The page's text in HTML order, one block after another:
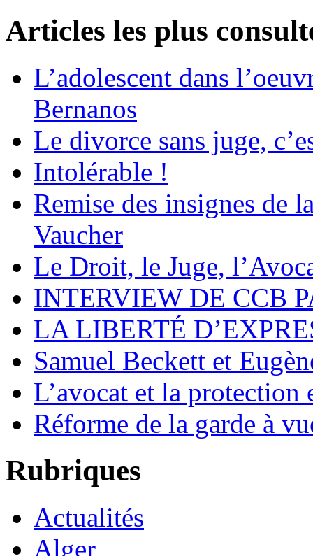
Articles les plus
L’adolescent dans
Bernanos
Le divorce sans juge,
Intolérable !
Remise des insignes de
Vaucher
Le Droit, le Juge,
INTERVIEW DE CCB
LA LIBERTÉ
Samuel Beckett et
L’avocat et la
Réforme de la garde à
Rubriques
Actualités
Alger